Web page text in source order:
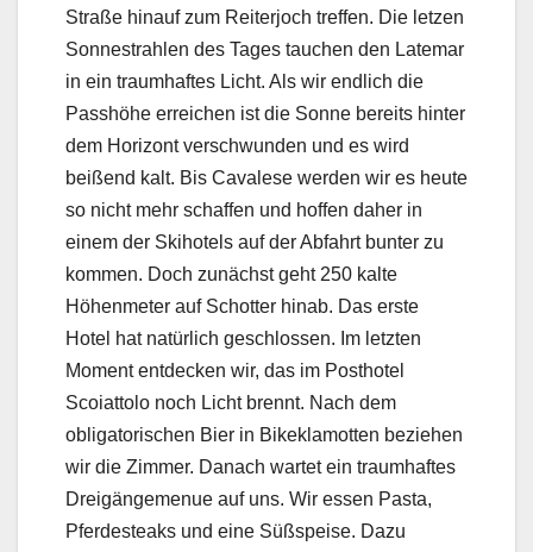
Straße hinauf zum Reiterjoch treffen. Die letzen
Sonnestrahlen des Tages tauchen den Latemar
in ein traumhaftes Licht. Als wir endlich die
Passhöhe erreichen ist die Sonne bereits hinter
dem Horizont verschwunden und es wird
beißend kalt. Bis Cavalese werden wir es heute
so nicht mehr schaffen und hoffen daher in
einem der Skihotels auf der Abfahrt bunter zu
kommen. Doch zunächst geht 250 kalte
Höhenmeter auf Schotter hinab. Das erste
Hotel hat natürlich geschlossen. Im letzten
Moment entdecken wir, das im Posthotel
Scoiattolo noch Licht brennt. Nach dem
obligatorischen Bier in Bikeklamotten beziehen
wir die Zimmer. Danach wartet ein traumhaftes
Dreigängemenue auf uns. Wir essen Pasta,
Pferdesteaks und eine Süßspeise. Dazu